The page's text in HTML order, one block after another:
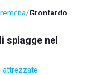
Grontardo
spiagge nel
attrezzate